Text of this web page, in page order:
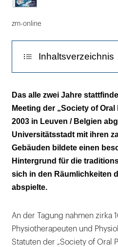
zm-online
Inhaltsverzeichnis
Ohrenschmerzen als
Botulinumtoxin bei
Vorkontakt und Muskel
Kauphysiologie und
Das alle zwei Jahre
Meeting der „Society of
2003 in Leuven / Belgien
Universitätsstadt mit ihren
Gebäuden bildete einen
Hintergrund für die
sich in den Räumlichkeiten
abspielte.
An der Tagung nahmen zirka
Physiotherapeuten und
Statuten der „Society of Oral